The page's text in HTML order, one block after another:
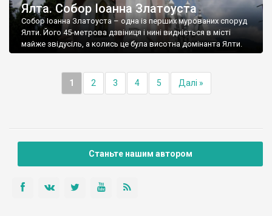
Ялта. Собор Іоанна Златоуста
Собор Іоанна Златоуста – одна із перших мурованих споруд
Ялти. Його 45-метрова дзвіниця і нині видніється в місті
майже звідусіль, а колись це була висотна домінанта Ялти.
1 2 3 4 5 Далі »
Станьте нашим автором